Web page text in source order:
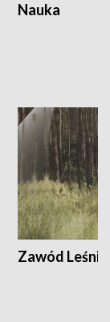
Nauka
Zawód Leśnik